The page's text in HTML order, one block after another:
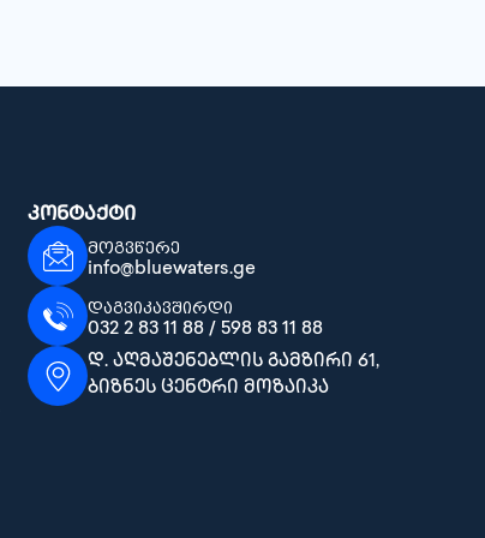
კონტაქტი
მოგვწერე
info@bluewaters.ge
დაგვიკავშირდი
032 2 83 11 88 / 598 83 11 88
დ. აღმაშენებლის გამზირი 61,
ბიზნეს ცენტრი მოზაიკა